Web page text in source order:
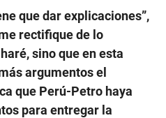
que dar explicaciones”,
rectifique de lo
sino que en esta
argumentos el
que Perú-Petro haya
para entregar la